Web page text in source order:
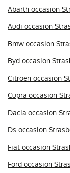
Abarth occasion
Audi occasion
Bmw occasion
Byd occasion
Citroen occasion
Cupra occasion
Dacia occasion
Ds occasion
Fiat occasion
Ford occasion